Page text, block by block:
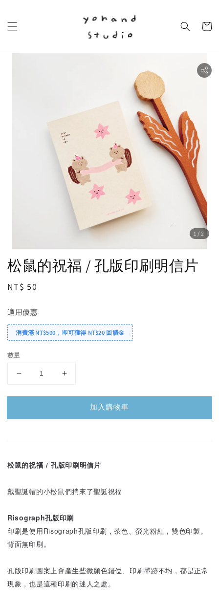
1 /2
松鼠的祝福 / 孔版印刷明信片
Regular
NT$ 50
適用優惠
消費滿 NT$500，即可獲得 NT$20 回饋金
數量
加入購物車
松鼠的祝福 / 孔版印刷明信片
戴聖誕帽的小松鼠們捎來了聖誕祝福
Risograph孔版印刷
印刷是使用Risograph孔版印刷，茶色、螢光粉紅，雙色印製。
背面無印刷。
孔版印刷圖案上會產生些微顏色錯位、印刷墨跡不均，都是正常
現象，也是這種印刷的迷人之處。